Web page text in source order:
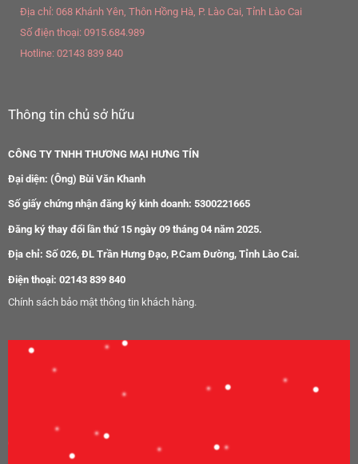
Địa chỉ: 068 Khánh Yên, Thôn Hồng Hà, P. Lào Cai, Tỉnh Lào Cai
Số điện thoại: 0915.684.989
Hotline: 02143 839 840
Thông tin chủ sở hữu
CÔNG TY TNHH THƯƠNG MẠI HƯNG TÍN
Đại diện: (Ông) Bùi Văn Khanh
Số giấy chứng nhận đăng ký kinh doanh: 5300221665
Đăng ký thay đổi lần thứ 15 ngày 09 tháng 04 năm 2025.
Địa chỉ: Số 026, ĐL Trần Hưng Đạo, P.Cam Đường, Tỉnh Lào Cai.
Điện thoại: 02143 839 840
Chính sách bảo mật thông tin khách hàng.